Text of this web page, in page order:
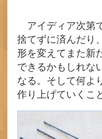
アイディア次第
捨てずに済んだり
形を変えてまた新
できるかもしれな
なる。そして何よ
作り上げていくこ